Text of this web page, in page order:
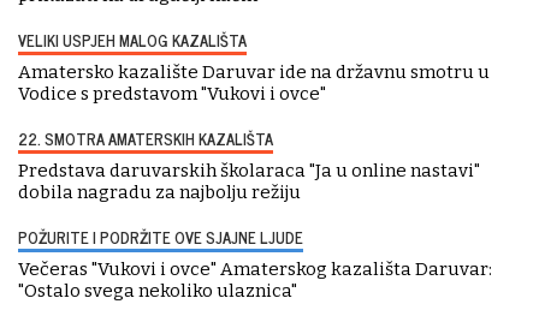
VELIKI USPJEH MALOG KAZALIŠTA
Amatersko kazalište Daruvar ide na državnu smotru u
Vodice s predstavom "Vukovi i ovce"
22. SMOTRA AMATERSKIH KAZALIŠTA
Predstava daruvarskih školaraca "Ja u online nastavi"
dobila nagradu za najbolju režiju
POŽURITE I PODRŽITE OVE SJAJNE LJUDE
Večeras "Vukovi i ovce" Amaterskog kazališta Daruvar:
"Ostalo svega nekoliko ulaznica"